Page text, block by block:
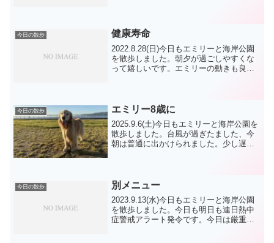
ろのスペ...
今日の散歩 健康寿命
2022.8.28(日)今日もエミリーと海岸公園
を散歩しました。朝夕が過ごしやすくな
って嬉しいです。エミリーの動きも良く
君 もち君 イモ...
今日の散歩 エミリー8歳に
2025.9.6(土)今日もエミリーと海岸公園を
散歩しました。台風が過ぎたました、今
朝は普通に出かけられました。少し遅く
朝は、ジ...
今日の散歩 別メニュー
2023.9.13(水)今日もエミリーと海岸公園
を散歩しました。今日も明日も連日熱中
症警戒アラート発令です。今日は厳重警